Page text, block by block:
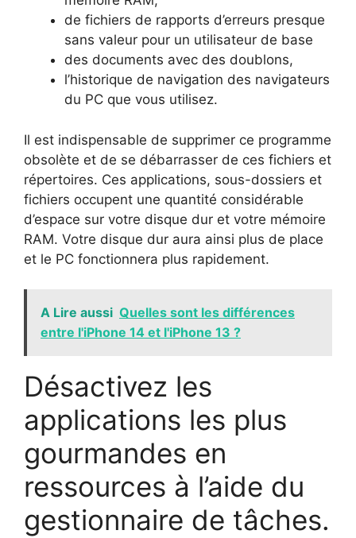
de fichiers de rapports d’erreurs presque
sans valeur pour un utilisateur de base
des documents avec des doublons,
l’historique de navigation des navigateurs
du PC que vous utilisez.
Il est indispensable de supprimer ce programme
obsolète et de se débarrasser de ces fichiers et
répertoires. Ces applications, sous-dossiers et
fichiers occupent une quantité considérable
d’espace sur votre disque dur et votre mémoire
RAM. Votre disque dur aura ainsi plus de place
et le PC fonctionnera plus rapidement.
A Lire aussi Quelles sont les différences
entre l'iPhone 14 et l'iPhone 13 ?
Désactivez les
applications les plus
gourmandes en
ressources à l’aide du
gestionnaire de tâches.